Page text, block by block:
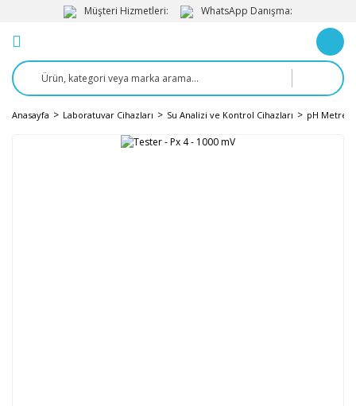
Müşteri Hizmetleri: WhatsApp Danışma:
Anasayfa Laboratuvar Cihazları Su Analizi ve Kontrol Cihazları pH Metre